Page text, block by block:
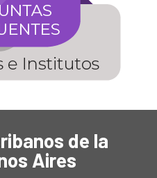
de la
Aires